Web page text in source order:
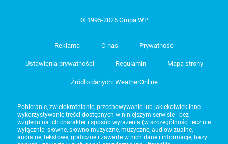
© 1995-2026 Grupa WP
Reklama O nas Prywatność
Ustawienia prywatności Regulamin Mapa strony
Źródło danych: WeatherOnline
Pobieranie, zwielokrotnianie, przechowywanie lub jakiekolwiek inne
wykorzystywanie treści dostępnych w niniejszym serwisie - bez
względu na ich charakter i sposób wyrażenia (w szczególności lecz nie
wyłącznie: słowne, słowno-muzyczne, muzyczne, audiowizualne,
audialne, tekstowe, graficzne i zawarte w nich dane i informacje, bazy